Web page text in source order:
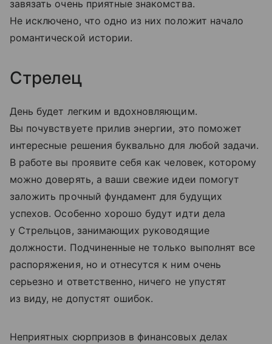
завязать очень приятные знакомства.
Не исключено, что одно из них положит начало
романтической истории.
Стрелец
День будет легким и вдохновляющим.
Вы почувствуете прилив энергии, это поможет
интересные решения буквально для любой задачи.
В работе вы проявите себя как человек, которому
можно доверять, а ваши свежие идеи помогут
заложить прочный фундамент для будущих
успехов. Особенно хорошо будут идти дела
у Стрельцов, занимающих руководящие
должности. Подчиненные не только выполнят все
распоряжения, но и отнесутся к ним очень
серьезно и ответственно, ничего не упустят
из виду, не допустят ошибок.
Неприятных сюрпризов в финансовых делах